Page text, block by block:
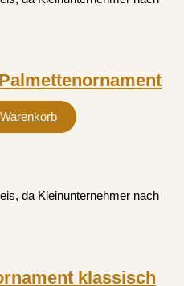
Warenkorb
da Kleinunternehmer nach
klassisch